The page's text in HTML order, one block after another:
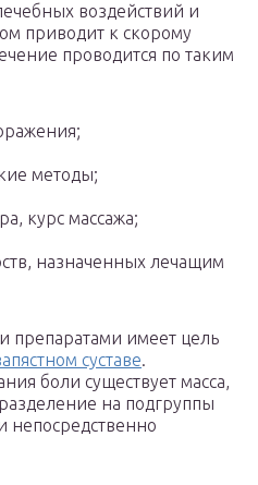
воздействий и
приводит к скорому
проводится по таким
методы;
курс массажа;
назначенных лечащим
препаратами имеет цель
суставе.
боли существует масса,
на подгруппы